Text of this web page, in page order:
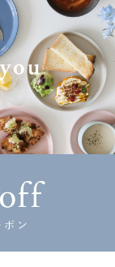
おく。フライパ
ついてきたら